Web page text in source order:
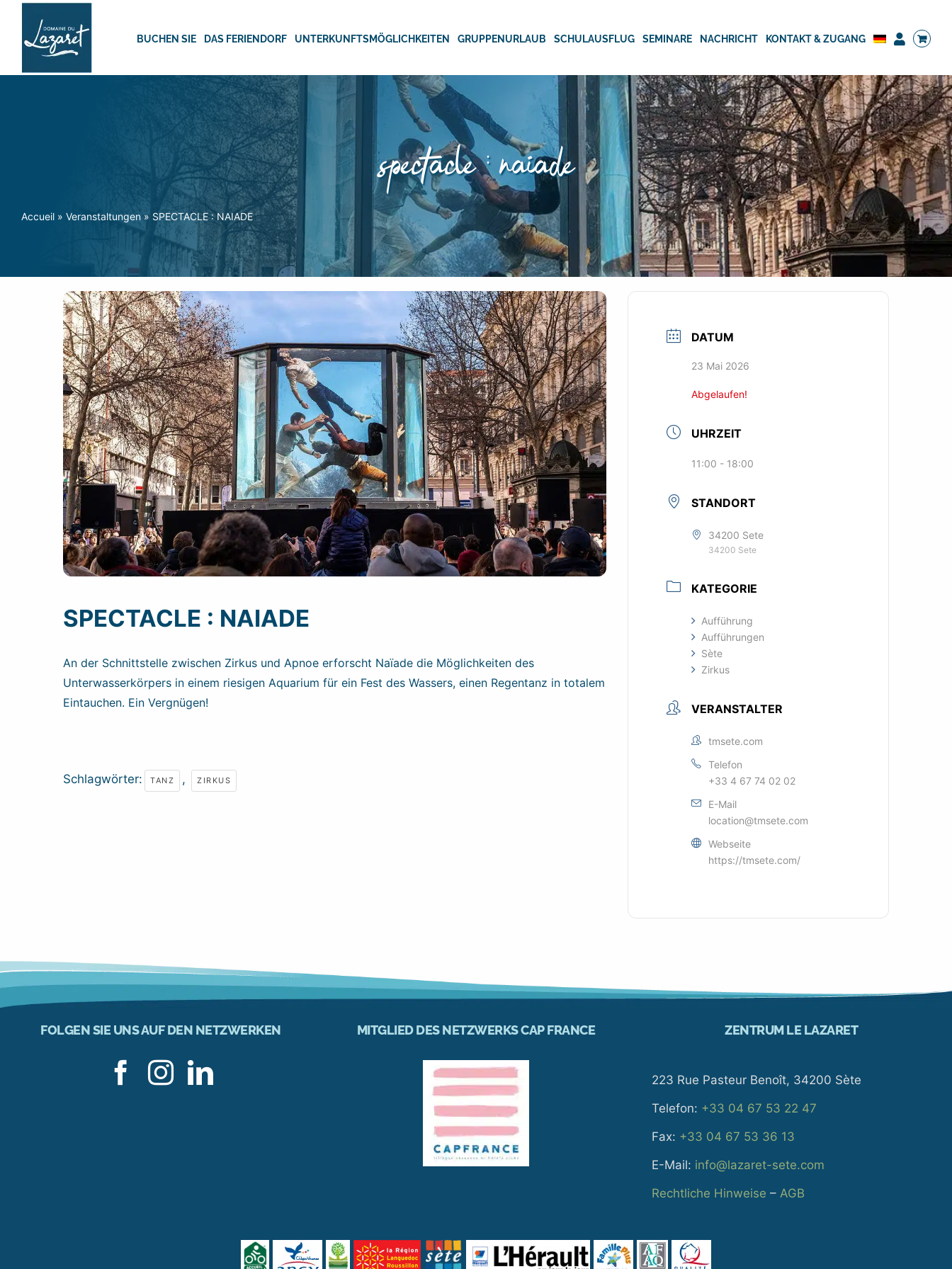
Skip
content
BUCHEN SIE DAS FERIENDORF UNTERKUNFTSMÖGLICHKEITEN GRUPPENURLAUB SCHULAUSFLUG SEMINARE NACHRICHT KONTAKT & ZUGANG
spectacle : naiade
Accueil» Veranstaltungen» SPECTACLE : NAIADE
SPECTACLE : NAIADE
An der Schnittstelle zwischen Zirkus und Apnoe erforscht Naïade die Möglichkeiten des
Unterwasserkörpers in einem riesigen Aquarium für ein Fest des Wassers, einen Regentanz in totalem
Eintauchen. Ein Vergnügen!
Schlagwörter: TANZ , ZIRKUS
DATUM
23 Mai 2026
Abgelaufen!
UHRZEIT
11:00 - 18:00
STANDORT
34200 Sete
34200 Sete
KATEGORIE
Aufführung
Aufführungen
Sète
Zirkus
VERANSTALTER
tmsete.com
Telefon
+33 4 67 74 02 02
E-Mail
location@tmsete.com
Webseite
https://tmsete.com/
FOLGEN SIE UNS AUF DEN NETZWERKEN MITGLIED DES NETZWERKS CAP FRANCE ZENTRUM LE LAZARET
223 Rue Pasteur Benoît, 34200 Sète
Telefon: +33 04 67 53 22 47
Fax: +33 04 67 53 36 13
E-Mail: info@lazaret-sete.com
Rechtliche Hinweise –AGB